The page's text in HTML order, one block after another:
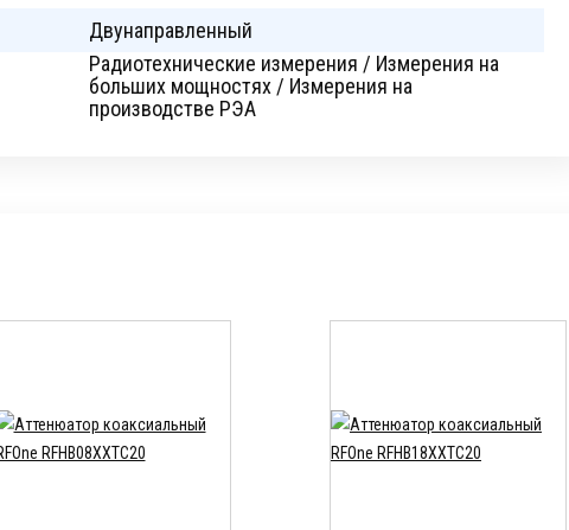
Двунаправленный
Радиотехнические измерения / Измерения на
больших мощностях / Измерения на
производстве РЭА